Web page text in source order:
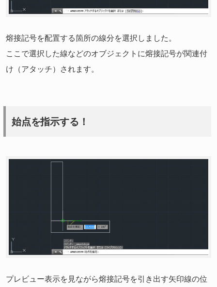
熔接記号を配置する箇所の線分を選択しました。
ここで選択した線などのオブジェクトに熔接記号が関連付
け（アタッチ）されます。
始点を指示する！
プレビュー表示を見ながら熔接記号を引き出す矢印線の位